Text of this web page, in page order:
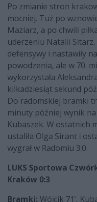
Po zmianie stron
mocniej. Tuż po
Maziarz, a po chwili
uderzeniu Natalii Sitarz.
defensywy i nastawiły
powodzenia, ale w 70.
wykorzystała
kilkadziesiąt sekund
Do radomskiej bramki
minuty później wynik na
Kubaszek. W ostatnich
ustaliła Olga Sirant i
wygrał w Radomiu 3:0.
LUKS Sportowa
Kraków 0:3
Bramki: Wójcik 71’,